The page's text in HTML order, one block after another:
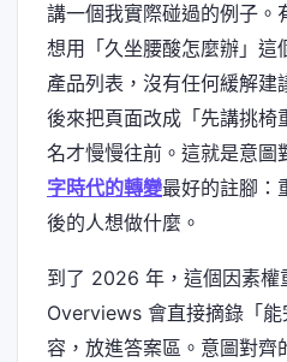
講一個我實際碰過的例子。
想用「久坐腰酸怎麼辦」這
產品列表，沒有任何緩解建
後來把頁面改成「先講挑椅
名才慢慢往前。這就是意圖
字時代的轉變最好的註腳：
後的人想做什麼。
到了 2026 年，這個因素權
Overviews 會直接摘錄「
容，放進答案區。意圖對齊